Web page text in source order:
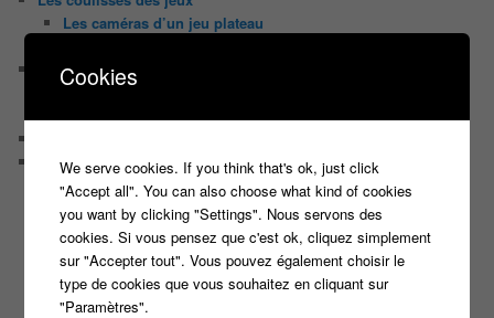
Les caméras d’un jeu plateau
Les interviews de Lora
Quand Lora papote avec Franck, ils parlent de quoi ?
Nos Sondages
Sondage Koh Lanta 2018 Le combat des héros
Sondage Koh Lanta Fidji 2017
Sondage Koh Lanta Cambodge 2017
Sondage Koh Lanta
Sondages « Bienvenue au Camping »
Sondage Koh Lanta 2016 (2) Thailand
Cookies
We serve cookies. If you think that's ok, just click
"Accept all". You can also choose what kind of cookies
you want by clicking "Settings". Nous servons des
cookies. Si vous pensez que c'est ok, cliquez simplement
sur "Accepter tout". Vous pouvez également choisir le
type de cookies que vous souhaitez en cliquant sur
"Paramètres".